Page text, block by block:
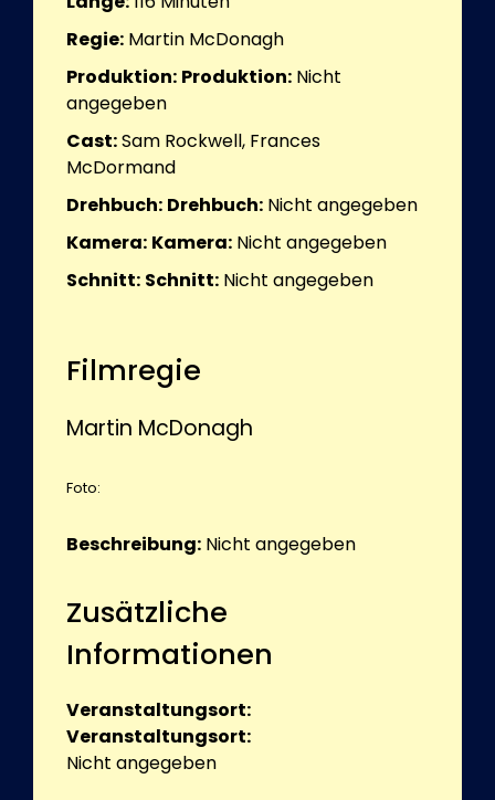
Regie: Martin McDonagh
Produktion: Produktion: Nicht
angegeben
Cast:Sam Rockwell, Frances
McDormand
Drehbuch: Drehbuch: Nicht angegeben
Kamera: Kamera: Nicht angegeben
Schnitt: Schnitt: Nicht angegeben
Filmregie
Martin McDonagh
Foto:
Beschreibung: Nicht angegeben
Zusätzliche
Informationen
Veranstaltungsort:
Veranstaltungsort:
Nicht angegeben